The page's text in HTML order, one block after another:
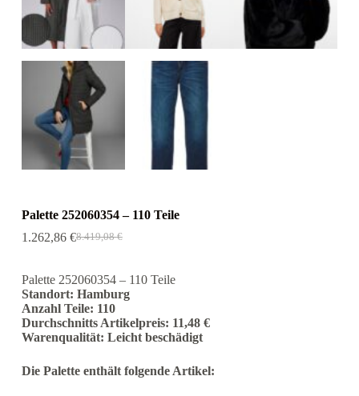
Palette 252060354 – 110 Teile
8.419,08€
Ursprünglicher
war:
8.419,08 €
1.262,86 €
Aktueller
ist:
1.262,86 €.
Palette 252060354 – 110 Teile
Standort: Hamburg
Anzahl Teile: 110
Durchschnitts Artikelpreis: 11,48 €
Warenqualität: Leicht beschädigt
Die Palette enthält folgende Artikel: